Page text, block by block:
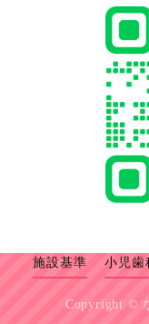
施設基準 小児歯
Copyright ©